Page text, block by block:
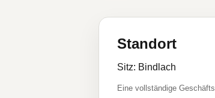
Standort
Sitz: Bindlach
Eine vollständige